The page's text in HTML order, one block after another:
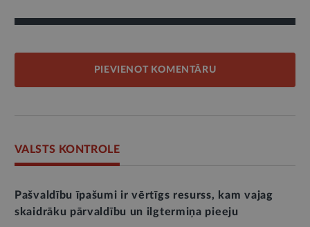
PIEVIENOT KOMENTĀRU
VALSTS KONTROLE
Pašvaldību īpašumi ir vērtīgs resurss, kam vajag
skaidrāku pārvaldību un ilgtermiņa pieeju